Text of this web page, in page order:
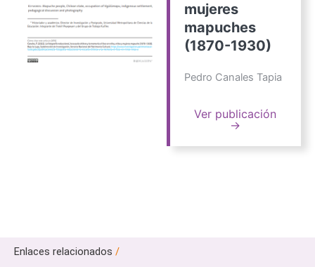
mujeres
mapuches
(1870-1930)
Pedro Canales Tapia
Ver publicación
→
Enlaces relacionados /